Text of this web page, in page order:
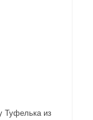
Туфелька из